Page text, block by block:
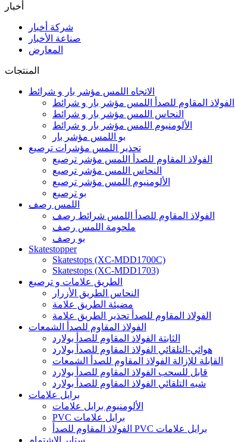
أخبار
شركة أخبار
صناعة الأخبار
المعارض
المنتجات
الاتجاه اللمس مؤشر بار و شرائط
الفولاذ المقاوم للصدأ اللمس مؤشر بار و شرائط
النحاس اللمس مؤشر بار و شرائط
الألومنيوم اللمس مؤشر بار و شرائط
بو اللمس مؤشر بار
تحذير اللمس مؤشرات ترصيع
الفولاذ المقاوم للصدأ اللمس مؤشر ترصيع
النحاس اللمس مؤشر ترصيع
الألومنيوم اللمس مؤشر ترصيع
بو ترصيع
اللمس رصف
الفولاذ المقاوم للصدأ اللمس شرائط رصف
ملحومة اللمس رصف
بو رصف
Skatestopper
Skatestops (XC-MDD1700C)
Skatestops (XC-MDD1703)
الطريق علامات و ترصيع
النحاس الطريق الأزرار
مضيئة الطريق علامة
الفولاذ المقاوم للصدأ تحذير الطريق علامة
الفولاذ المقاوم للصدأ الشمعات
الثابتة الفولاذ المقاوم للصدأ بولارد
هوائي-التلقائي الفولاذ المقاوم للصدأ بولارد
القابلة للإزالة الفولاذ المقاوم للصدأ الشمعات
قابل للسحب الفولاذ المقاوم للصدأ بولارد
شبه التلقائي الفولاذ المقاوم للصدأ بولارد
برايل علامات
الألومنيوم برايل علامات
PVC برايل علامات
الفولاذ المقاوم للصدأ PVC برايل علامات
ستاير الإشتمام